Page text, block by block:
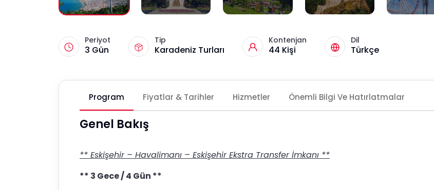
Periyot
3 Gün
Tip
Karadeniz Turları
Kontenjan
44 Kişi
Dil
Türkçe
Program Fiyatlar & Tarihler Hizmetler Önemli Bilgi Ve Hatırlatmalar
Genel Bakış
** Eskişehir – Havalimanı – Eskişehir Ekstra Transfer İmkanı **
** 3 Gece / 4 Gün **